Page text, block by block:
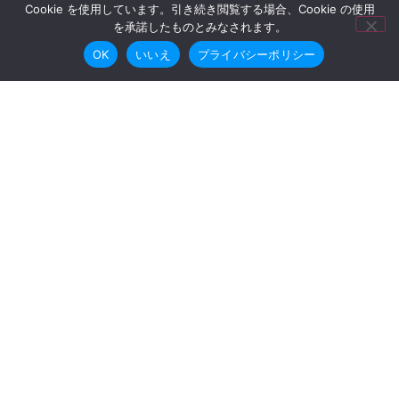
機関紙バックナンバー
Cookie を使用しています。引き続き閲覧する場合、Cookie の使用
を承諾したものとみなされます。
OK
いいえ プライバシーポリシー